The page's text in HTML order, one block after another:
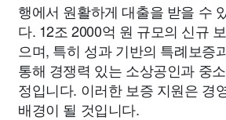
행에서 원활하게 대출을 받을 수
다. 12조 2000억 원 규모의 신규
으며, 특히 성과 기반의 특례보증
통해 경쟁력 있는 소상공인과 중
정입니다. 이러한 보증 지원은 경
배경이 될 것입니다.